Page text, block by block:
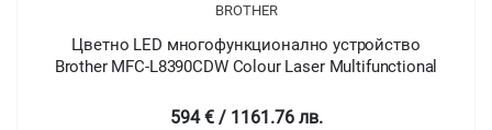
BROTHER
Цветно LED многофункционално устройство
Brother MFC-L8390CDW Colour Laser Multifunctional
594 € / 1161.76 лв.